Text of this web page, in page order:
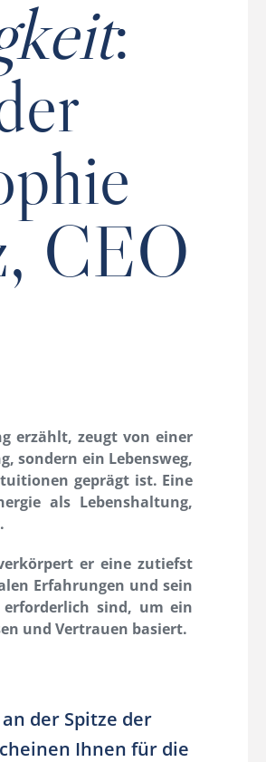
:
CEO
erzählt, zeugt von einer
sondern ein Lebensweg,
geprägt ist. Eine
als Lebenshaltung,
er eine zutiefst
Erfahrungen und sein
sind, um ein
und Vertrauen basiert.
der Spitze der
Ihnen für die